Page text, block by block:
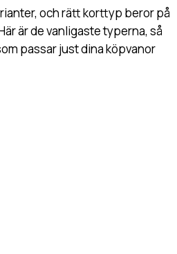
och rätt korttyp beror på
är de vanligaste typerna, så
passar just dina köpvanor